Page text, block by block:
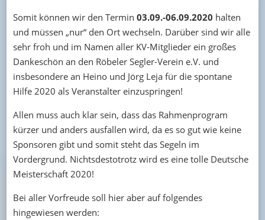
Somit können wir den Termin 03.09.-06.09.2020 halten
und müssen „nur“ den Ort wechseln. Darüber sind wir alle
sehr froh und im Namen aller KV-Mitglieder ein großes
Dankeschön an den Röbeler Segler-Verein e.V. und
insbesondere an Heino und Jörg Leja für die spontane
Hilfe 2020 als Veranstalter einzuspringen!
Allen muss auch klar sein, dass das Rahmenprogram
kürzer und anders ausfallen wird, da es so gut wie keine
Sponsoren gibt und somit steht das Segeln im
Vordergrund. Nichtsdestotrotz wird es eine tolle Deutsche
Meisterschaft 2020!
Bei aller Vorfreude soll hier aber auf folgendes
hingewiesen werden: